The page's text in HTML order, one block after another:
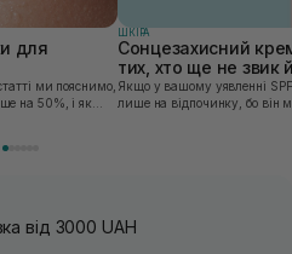
для
на 50%, і як
ШКIРА
Сонцезахисний
тих, хто ще не звик
Якщо у вашому уявленні
лише на відпочинку, бо він
від 3000 UAH